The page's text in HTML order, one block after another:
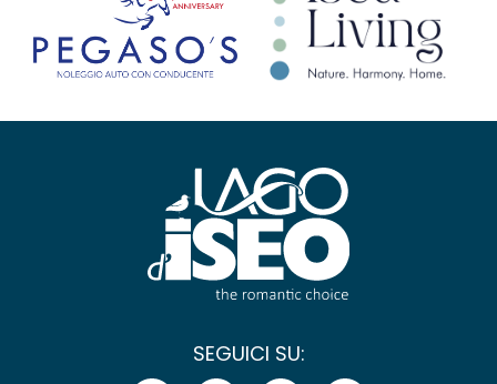
SEGUICI SU: